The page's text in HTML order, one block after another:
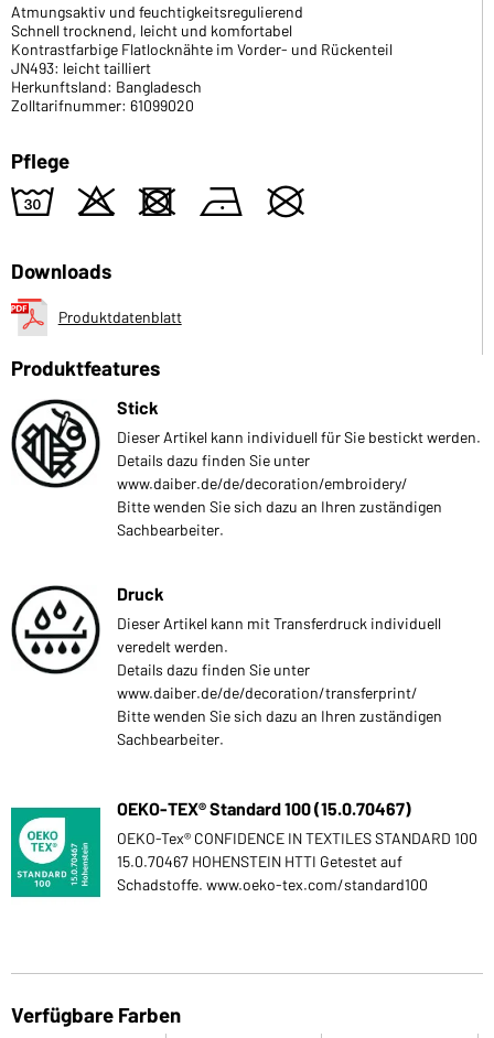
Atmungsaktiv und feuchtigkeitsregulierend
Schnell trocknend, leicht und komfortabel
Kontrastfarbige Flatlocknähte im Vorder- und Rückenteil
JN493: leicht tailliert
Herkunftsland: Bangladesch
Zolltarifnummer: 61099020
Pflege
w o d n U
Downloads
Produktdatenblatt
Produktfeatures
Stick
Dieser Artikel kann individuell für Sie bestickt werden.
Details dazu finden Sie unter
www.daiber.de/de/decoration/embroidery/
Bitte wenden Sie sich dazu an Ihren zuständigen
Sachbearbeiter.
Druck
Dieser Artikel kann mit Transferdruck individuell
veredelt werden.
Details dazu finden Sie unter
www.daiber.de/de/decoration/transferprint/
Bitte wenden Sie sich dazu an Ihren zuständigen
Sachbearbeiter.
OEKO-TEX® Standard 100 (15.0.70467)
OEKO-Tex® CONFIDENCE IN TEXTILES STANDARD 100
15.0.70467 HOHENSTEIN HTTI Getestet auf
Schadstoffe. www.oeko-tex.com/standard100
Verfügbare Farben